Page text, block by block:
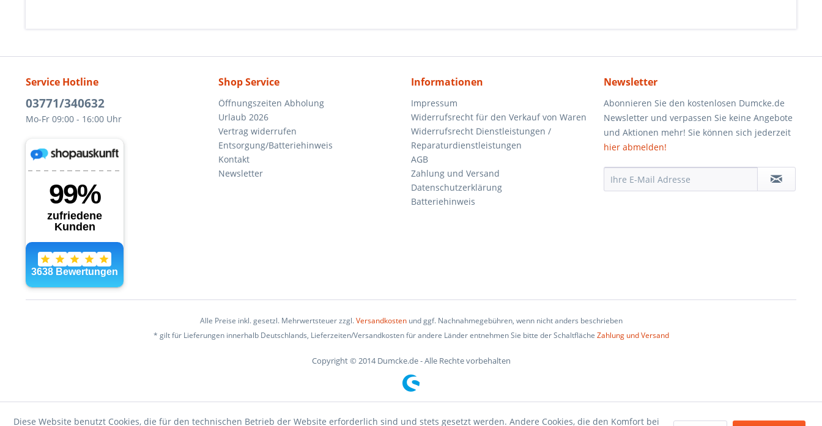
Service Hotline
03771/340632
Mo-Fr 09:00 - 16:00 Uhr
Shop Service
Öffnungszeiten Abholung
Urlaub 2026
Vertrag widerrufen
Entsorgung/Batteriehinweis
Kontakt
Newsletter
Informationen
Impressum
Widerrufsrecht für den Verkauf von Waren
Widerrufsrecht Dienstleistungen /
Reparaturdienstleistungen
AGB
Zahlung und Versand
Datenschutzerklärung
Batteriehinweis
Newsletter
Abonnieren Sie den kostenlosen Dumcke.de
Newsletter und verpassen Sie keine Angebote
und Aktionen mehr! Sie können sich jederzeit
hier abmelden!
Alle Preise inkl. gesetzl. Mehrwertsteuer zzgl.Versandkostenund ggf. Nachnahmegebühren, wenn nicht anders beschrieben
* gilt für Lieferungen innerhalb Deutschlands, Lieferzeiten/Versandkosten für andere Länder entnehmen Sie bitte der Schaltfläche Zahlung und Versand
Copyright © 2014 Dumcke.de - Alle Rechte vorbehalten
Diese Website benutzt Cookies, die für den technischen Betrieb der Website erforderlich sind und stets gesetzt werden. Andere Cookies, die den Komfort bei